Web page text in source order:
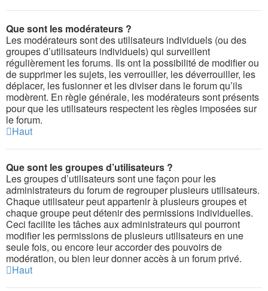
Que sont les modérateurs ?
Les modérateurs sont des utilisateurs individuels (ou des
groupes d’utilisateurs individuels) qui surveillent
régulièrement les forums. Ils ont la possibilité de modifier ou
de supprimer les sujets, les verrouiller, les déverrouiller, les
déplacer, les fusionner et les diviser dans le forum qu’ils
modèrent. En règle générale, les modérateurs sont présents
pour que les utilisateurs respectent les règles imposées sur
le forum.
Haut
Que sont les groupes d’utilisateurs ?
Les groupes d’utilisateurs sont une façon pour les
administrateurs du forum de regrouper plusieurs utilisateurs.
Chaque utilisateur peut appartenir à plusieurs groupes et
chaque groupe peut détenir des permissions individuelles.
Ceci facilite les tâches aux administrateurs qui pourront
modifier les permissions de plusieurs utilisateurs en une
seule fois, ou encore leur accorder des pouvoirs de
modération, ou bien leur donner accès à un forum privé.
Haut